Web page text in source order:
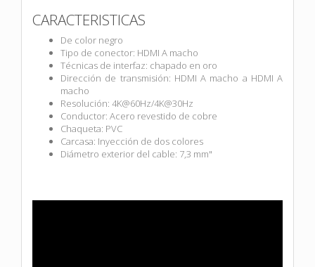
CARACTERISTICAS
De color negro
Tipo de conector: HDMI A macho
Técnicas de interfaz: chapado en oro
Dirección de transmisión: HDMI A macho a HDMI A
macho
Resolución: 4K@60Hz/4K@30Hz
Conductor: Acero revestido de cobre
Chaqueta: PVC
Carcasa: Inyección de dos colores
Diámetro exterior del cable: 7,3 mm"